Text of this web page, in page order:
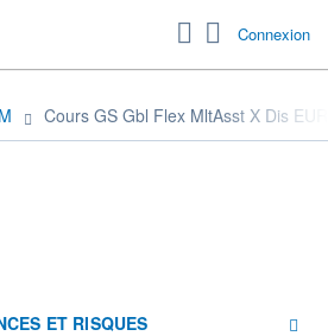
Connexion
Cours GS Gbl Flex MltAsst X Dis EUR
ET RISQUES